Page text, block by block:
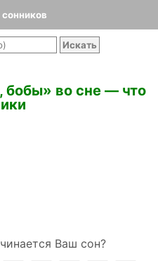
сонников
бобы» во сне — что
Ваш сон?